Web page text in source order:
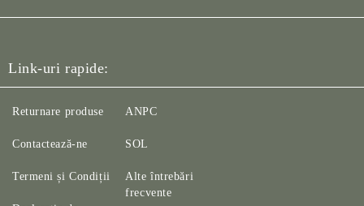
Link-uri rapide:
Returnare produse
Contactează-ne
Termeni și Condiții
ANPC
SOL
Alte întrebări
frecvente